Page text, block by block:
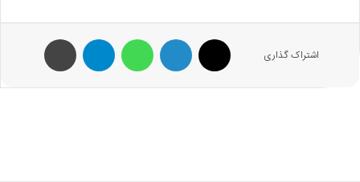
اشتراک گذاری